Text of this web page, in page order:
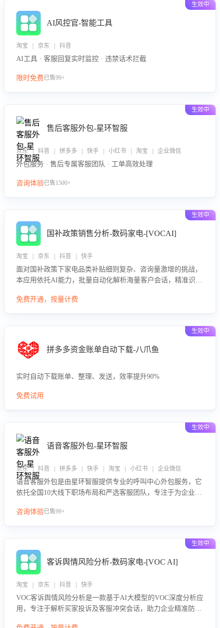
生效中
AI风控官-智能工具
淘宝 | 京东 | 抖音
AI工具 · 客服回复实时监控 · 违禁话术拦截
限时免费已售99+
生效中
售后客服外包-星环智服
京东 | 抖音 | 拼多多 | 快手 | 小红书 | 淘宝 | 企业微信
外包服务 · 售后专属客服团队 · 工单高效处理
咨询体验已售1500+
生效中
国补政策销售分析-数码家电-[VOCAI]
淘宝 | 京东 | 抖音 | 快手
面对国补政策下家电品类补贴细则复杂、咨询量激增的挑战，
本应用依托AI能力，批量自动化解析海量客户会话，精准识别
向，深度洞察决策动因。同时全面评估客服团队政策解读准确
免费开通，按量计费
生效中
拼多多资金账单自动下载-八爪鱼
实时自动下载账单、整理、发送，效率提升90%
免费试用
生效中
语音客服外包-星环智服
京东 | 抖音 | 拼多多 | 快手 | 淘宝 | 小红书 | 企业微信
语音客服外包是由星环智服提供专业的呼叫中心外包服务，它
依托全国10大线下职场布局和严选客服团队，专注于为企业提
队和智能工具提升语音客服服务效率和质量，帮助企业实现降
咨询体验已售99+
生效中
客诉舆情风险分析-数码家电-[VOC AI]
淘宝 | 京东 | 抖音 | 快手
VOC客诉舆情风险分析是一款基于AI大模型的VOC深度分析应
用，专注于解析买家投诉及客服冲突会话，助力企业精准防控